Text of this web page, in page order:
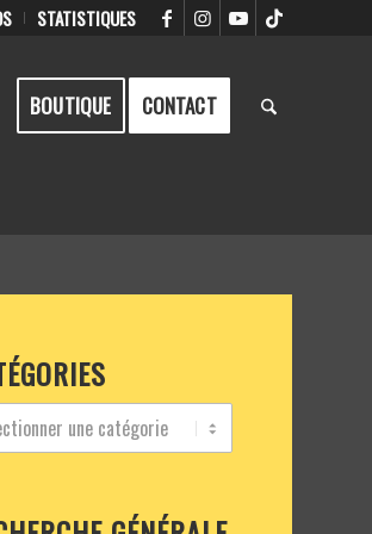
STATISTIQUES
BOUTIQUE CONTACT